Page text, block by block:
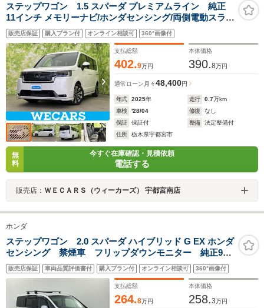
ステップワゴン 1.5 スパーダ プレミアムライン 純正
11インチ メモリーナビ/ホンダセンシング/両側電動スライ
ドドア/シートヒーター 前席/マルチビューカメラシステ
ム/車線逸脱防止支援システム/シート ハーフレザー/電動
バックドア
販売店保証 購入プラン付 オンライン相談可 360°画像付
支払総額
402.9万円
本体価格
390.8万円
通常ローン 月々48,400円
年式 2025年 走行 0.7万km
車検
'28/04 修復
なし
保証
保証付 整備
法定整備付
住所
栃木県宇都宮市
無
料
今すぐ在庫確認・見積依頼
電話する
販売店： ＷＥＣＡＲＳ（ウィーカーズ） 宇都宮南店
ホンダ
ステップワゴン 2.0 スパーダ ハイブリッド G EX ホンダ
センシング 禁煙車 フリップダウンモニター 純正9型
ナビ ルーフキャリア バックカメラ 両側電動スライ
ドドア ホンダセンシング ETC ハーフレザーシー
ト クルーズコントロール LEDヘッドライト オート
ライト
販売店保証 車両品質評価書付 購入プラン付 オンライン相談可 360°画像付
支払総額
264.8万円
本体価格
258.3万円